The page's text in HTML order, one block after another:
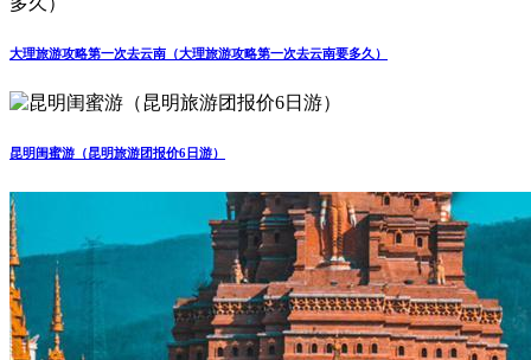
大理旅游攻略第一次去云南（大理旅游攻略第一次去云南要多久）
昆明闺蜜游（昆明旅游团报价6日游）